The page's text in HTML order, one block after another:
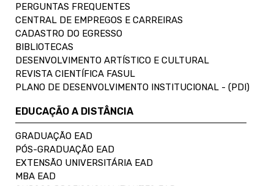
PERGUNTAS FREQUENTES
CENTRAL DE EMPREGOS E CARREIRAS
CADASTRO DO EGRESSO
BIBLIOTECAS
DESENVOLVIMENTO ARTÍSTICO E CULTURAL
REVISTA CIENTÍFICA FASUL
PLANO DE DESENVOLVIMENTO INSTITUCIONAL - (PDI)
EDUCAÇÃO A DISTÂNCIA
GRADUAÇÃO EAD
PÓS-GRADUAÇÃO EAD
EXTENSÃO UNIVERSITÁRIA EAD
MBA EAD